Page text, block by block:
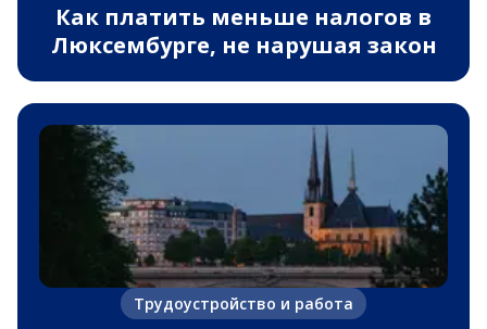
Как платить меньше налогов в
Люксембурге, не нарушая закон
Трудоустройство и работа